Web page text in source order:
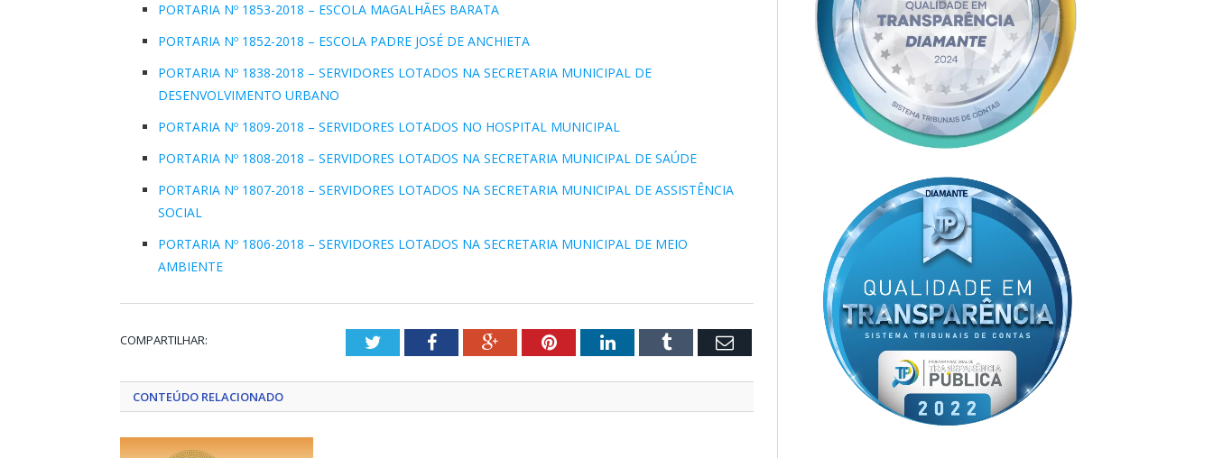
PORTARIA Nº 1853-2018 – ESCOLA MAGALHÃES BARATA
PORTARIA Nº 1852-2018 – ESCOLA PADRE JOSÉ DE ANCHIETA
PORTARIA Nº 1838-2018 – SERVIDORES LOTADOS NA SECRETARIA MUNICIPAL DE
DESENVOLVIMENTO URBANO
PORTARIA Nº 1809-2018 – SERVIDORES LOTADOS NO HOSPITAL MUNICIPAL
PORTARIA Nº 1808-2018 – SERVIDORES LOTADOS NA SECRETARIA MUNICIPAL DE SAÚDE
PORTARIA Nº 1807-2018 – SERVIDORES LOTADOS NA SECRETARIA MUNICIPAL DE ASSISTÊNCIA
SOCIAL
PORTARIA Nº 1806-2018 – SERVIDORES LOTADOS NA SECRETARIA MUNICIPAL DE MEIO
AMBIENTE
COMPARTILHAR: TwitterFacebookGoogle+PinterestLinkedInTumblr Email
CONTEÚDO RELACIONADO